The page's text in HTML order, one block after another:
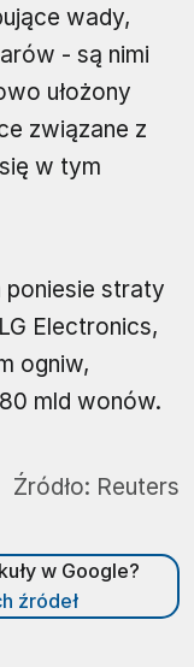
wady,
- są nimi
ułożony
związane z
w tym
poniesie straty
Electronics,
ogniw,
mld wonów.
Źródło: Reuters
w Google?
źródeł